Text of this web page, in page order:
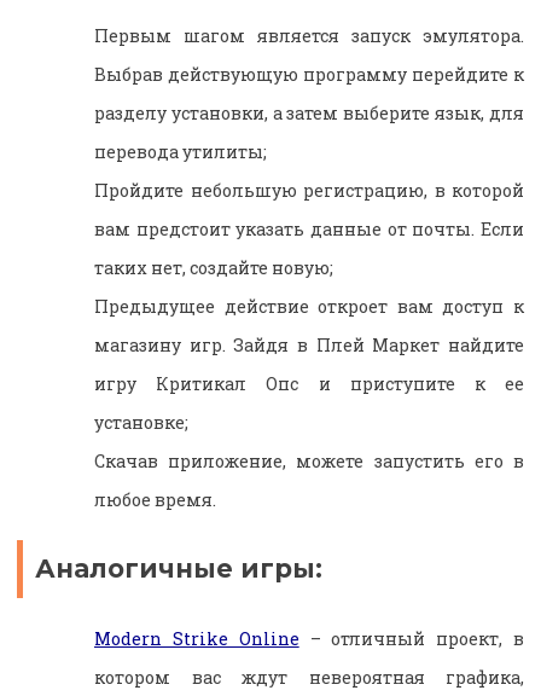
Первым шагом является запуск эмулятора.
Выбрав действующую программу перейдите к
разделу установки, а затем выберите язык, для
перевода утилиты;
Пройдите небольшую регистрацию, в которой
вам предстоит указать данные от почты. Если
таких нет, создайте новую;
Предыдущее действие откроет вам доступ к
магазину игр. Зайдя в Плей Маркет найдите
игру Критикал Опс и приступите к ее
установке;
Скачав приложение, можете запустить его в
любое время.
Аналогичные игры:
Modern Strike Online – отличный проект, в
котором вас ждут невероятная графика,